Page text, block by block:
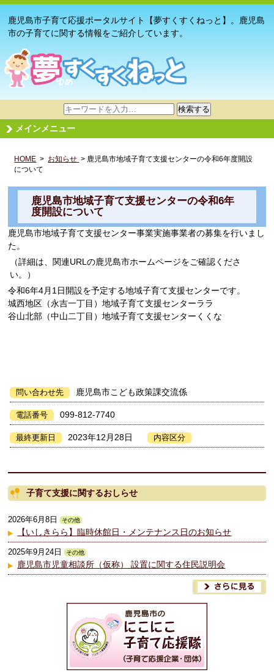
鹿児島市子育て応援ポータルサイト【夢すくすくねっと】。鹿児島
市の子育てに関する情報をご紹介しています。
サ
イ
ト
検
検索する
メインメニュー
HOME > お知らせ > 鹿児島市地域子育て支援センターの令和6年度開設
について
鹿児島市地域子育て支援センターの令和6年
度開設について
鹿児島市地域子育て支援センター事業実施事業者の募集を行いまし
た。
（詳細は、関連URLの鹿児島市ホームページをご確認くださ
い。）
令和6年4月1日開設を予定する地域子育て支援センターです。
城西地区（永吉一丁目）地域子育て支援センターララ
谷山北部（中山二丁目）地域子育て支援センターくくな
問い合わせ先 鹿児島市こども政策課交流係
電話番号 099-812-7740
最終更新日 2023年12月28日 内容区分
子育て支援に関するおしらせ
2026年6月8日 その他
【いしきらら】臨時休館日・メンテナンス日のお知らせ
2025年9月24日 その他
鹿児島市児童相談所（仮称） 設置に関する住民説明会